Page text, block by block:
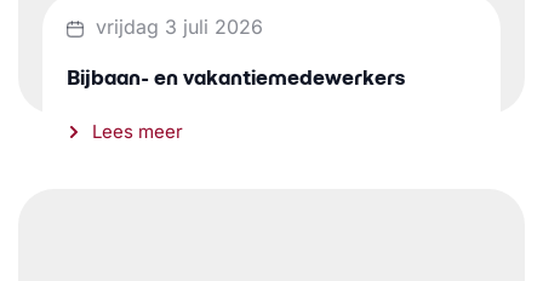
vrijdag 3 juli 2026
Bijbaan- en vakantiemedewerkers
Lees meer